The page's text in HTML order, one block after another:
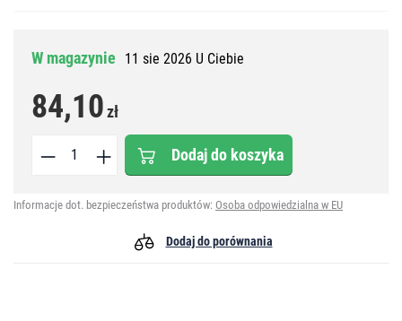
W magazynie 11 sie 2026 U Ciebie
84,10zł
Dodaj do koszyka
Informacje dot. bezpieczeństwa produktów: Osoba odpowiedzialna w EU
Dodaj do porównania